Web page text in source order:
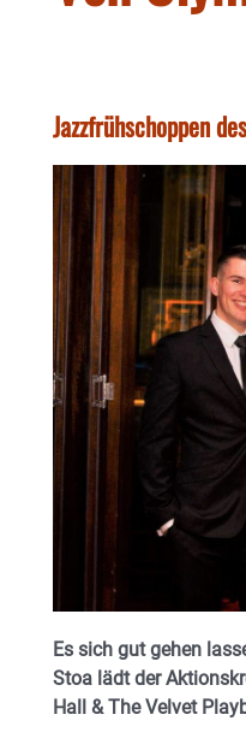
Jazzfrühschoppen
Es sich gut gehen
Stoa lädt der
Hall & The Velvet